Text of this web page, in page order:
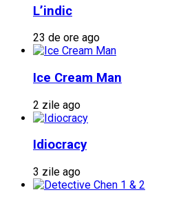
L’indic
23 de ore ago
Ice Cream Man
2 zile ago
Idiocracy
3 zile ago